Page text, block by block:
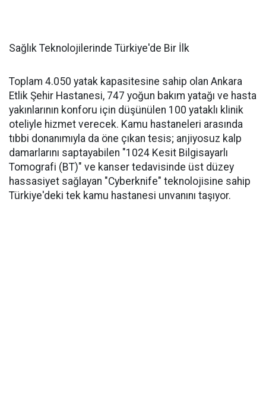
Sağlık Teknolojilerinde Türkiye'de Bir İlk
Toplam 4.050 yatak kapasitesine sahip olan Ankara
Etlik Şehir Hastanesi, 747 yoğun bakım yatağı ve hasta
yakınlarının konforu için düşünülen 100 yataklı klinik
oteliyle hizmet verecek. Kamu hastaneleri arasında
tıbbi donanımıyla da öne çıkan tesis; anjiyosuz kalp
damarlarını saptayabilen "1024 Kesit Bilgisayarlı
Tomografi (BT)" ve kanser tedavisinde üst düzey
hassasiyet sağlayan "Cyberknife" teknolojisine sahip
Türkiye'deki tek kamu hastanesi unvanını taşıyor.